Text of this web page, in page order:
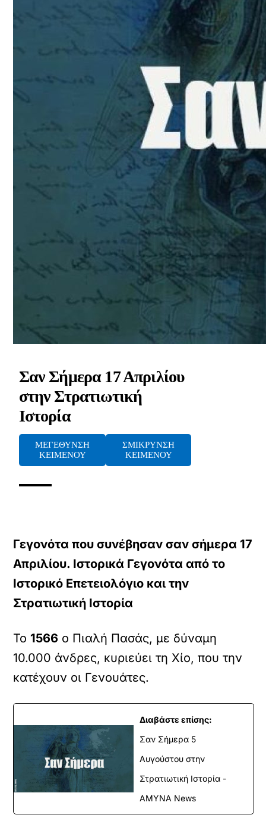
Σαν Σήμερα 17 Απριλίου
στην Στρατιωτική
Ιστορία
ΜΕΓΕΘΥΝΣΗ
ΚΕΙΜΕΝΟΥ
ΣΜΙΚΡΥΝΣΗ
ΚΕΙΜΕΝΟΥ
Γεγονότα που συνέβησαν σαν σήμερα 17
Απριλίου. Ιστορικά Γεγονότα από το
Ιστορικό Επετειολόγιο και την
Στρατιωτική Ιστορία
Το1566 ο Πιαλή Πασάς, με δύναμη
10.000 άνδρες, κυριεύει τη Χίο, που την
κατέχουν οι Γενουάτες.
Διαβάστε επίσης:
Σαν Σήμερα 5
Αυγούστου στην
Στρατιωτική Ιστορία -
ΑΜΥΝΑ News